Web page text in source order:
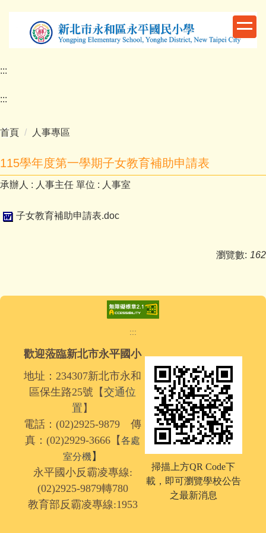
內
區
:::
:::
首頁 人事專區
115學年度第一學期子女教育補助申請表
承辦人 : 人事主任 單位 : 人事室
子女教育補助申請表.doc
瀏覽數: 162
:::
歡迎蒞臨新北市永平國小
地址：234307新北市永和
區保生路25號【交通位
置 】
電話：(02)2925-9879 傳
真：(02)2929-3666【各處
室分機】
永平國小反霸凌專線:
(02)2925-9879轉780
教育部反霸凌專線:1953
掃描上方QR Code下
載， 即可瀏覽學校公告
之最新消息